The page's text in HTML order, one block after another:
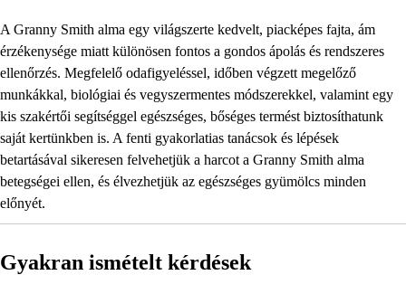
A Granny Smith alma egy világszerte kedvelt, piacképes fajta, ám
érzékenysége miatt különösen fontos a gondos ápolás és rendszeres
ellenőrzés. Megfelelő odafigyeléssel, időben végzett megelőző
munkákkal, biológiai és vegyszermentes módszerekkel, valamint egy
kis szakértői segítséggel egészséges, bőséges termést biztosíthatunk
saját kertünkben is. A fenti gyakorlatias tanácsok és lépések
betartásával sikeresen felvehetjük a harcot a Granny Smith alma
betegségei ellen, és élvezhetjük az egészséges gyümölcs minden
előnyét.
Gyakran ismételt kérdések